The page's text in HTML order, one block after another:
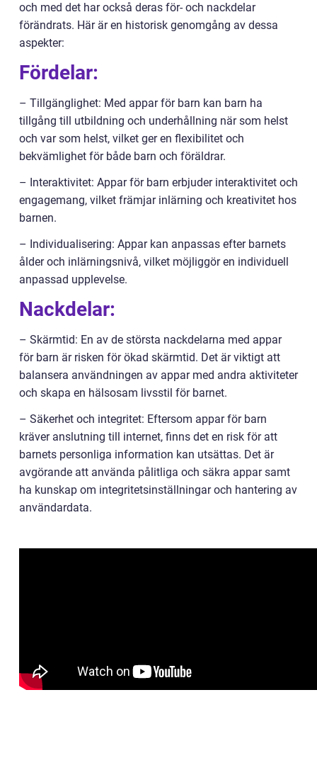
och med det har också deras för- och nackdelar
förändrats. Här är en historisk genomgång av dessa
aspekter:
Fördelar:
– Tillgänglighet: Med appar för barn kan barn ha
tillgång till utbildning och underhållning när som helst
och var som helst, vilket ger en flexibilitet och
bekvämlighet för både barn och föräldrar.
– Interaktivitet: Appar för barn erbjuder interaktivitet och
engagemang, vilket främjar inlärning och kreativitet hos
barnen.
– Individualisering: Appar kan anpassas efter barnets
ålder och inlärningsnivå, vilket möjliggör en individuell
anpassad upplevelse.
Nackdelar:
– Skärmtid: En av de största nackdelarna med appar
för barn är risken för ökad skärmtid. Det är viktigt att
balansera användningen av appar med andra aktiviteter
och skapa en hälsosam livsstil för barnet.
– Säkerhet och integritet: Eftersom appar för barn
kräver anslutning till internet, finns det en risk för att
barnets personliga information kan utsättas. Det är
avgörande att använda pålitliga och säkra appar samt
ha kunskap om integritetsinställningar och hantering av
användardata.